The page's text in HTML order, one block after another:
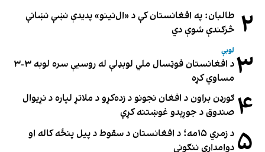
۲ طالبان: په افغانستان کې د «ال‌نینو» پدیدې نښې نښانې
څرګندې شوې دي
۳ لوبې
د افغانستان فوټسال ملي لوبډلې له روسیې سره لوبه ۳-۳
مساوي کړه
۴ ګورډن براون د افغان نجونو د زده‌کړو د ملاتړ لپاره د نړیوال
صندوق د جوړېدو غوښتنه کړې
۵
د زمري ۱۵مه؛ د افغانستان د سقوط د پیل پنځه کاله او
دوامدارې ننګونې